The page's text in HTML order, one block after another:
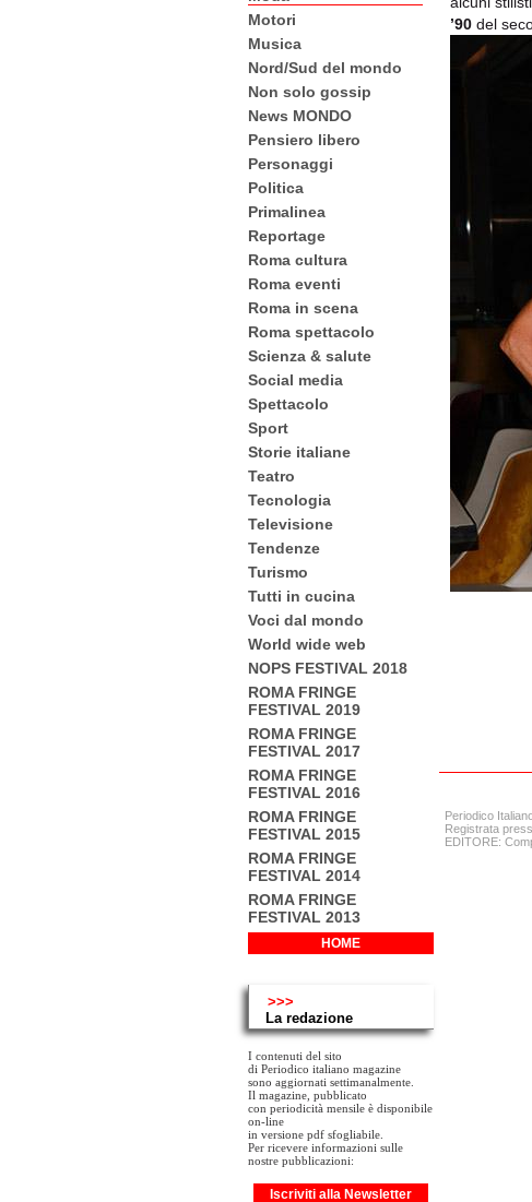
Motori
Musica
Nord/Sud del mondo
Non solo gossip
News MONDO
Pensiero libero
Personaggi
Politica
Primalinea
Reportage
Roma cultura
Roma eventi
Roma in scena
Roma spettacolo
Scienza & salute
Social media
Spettacolo
Sport
Storie italiane
Teatro
Tecnologia
Televisione
Tendenze
Turismo
Tutti in cucina
Voci dal mondo
World wide web
NOPS FESTIVAL 2018
ROMA FRINGE
FESTIVAL 2019
ROMA FRINGE
FESTIVAL 2017
ROMA FRINGE
FESTIVAL 2016
ROMA FRINGE
FESTIVAL 2015
ROMA FRINGE
FESTIVAL 2014
ROMA FRINGE
FESTIVAL 2013
HOME
>>>
La redazione
I contenuti del sito
di Periodico italiano magazine
sono aggiornati settimanalmente.
Il magazine, pubblicato
con periodicità mensile è disponibile
on-line
in versione pdf sfogliabile.
Per ricevere informazioni sulle
nostre pubblicazioni:
Iscriviti alla Newsletter
’90 del
Periodico
Registrata
EDITORE: